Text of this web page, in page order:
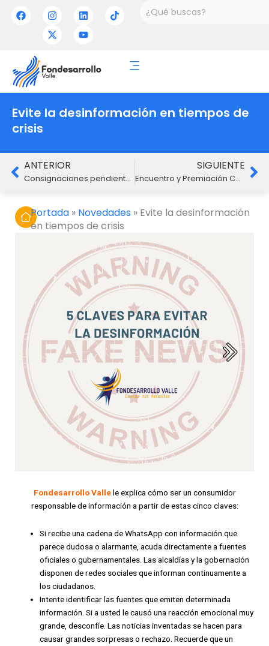
F
a
o
k
I
n
s
t
r
a
L
i
n
k
i
n
T
i
X
-
t
w
t
e
Y
o
u
t
e
Buscar
Evite la desinformación en tiempos de
crisis
AntANTERIOR
Consignaciones pendientes por identificar Mayo 2021
SIGUIENTE
Encuentro y Premiación Concurso de Embajadores
Portada» Novedades » Evite la desinformación
en tiempos de crisis
Fondesarrollo Vallele explica cómo ser un consumidor
responsable de información a partir de estas cinco claves:
Si recibe unacadena de WhatsApp con información que
parece dudosa o alarmante,acuda directamente a fuentes
oficiales o gubernamentales . Las alcaldías y la gobernación
disponen deredes socialesque informan continuamente a
los ciudadanos.
Intente identificar lasfuentesque emiten determinada
información. Si a usted le causó una reacción emocional muy
grande, desconfíe.Las noticias inventadas se hacen para
causar grandes sorpresas o rechazo. Recuerde queun